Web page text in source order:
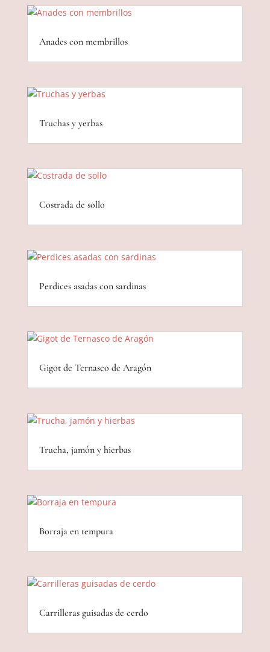
Anades con membrillos
Truchas y yerbas
Costrada de sollo
Perdices asadas con sardinas
Gigot de Ternasco de Aragón
Trucha, jamón y hierbas
Borraja en tempura
Carrilleras guisadas de cerdo